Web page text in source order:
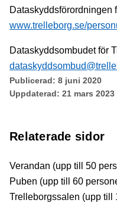
Dataskyddsförordningen
www.trelleborg.se/
Dataskyddsombudet för
Publicerad: 8 juni 2020
Uppdaterad: 21 mars 2023
Relaterade sidor
Verandan (upp till 50
Puben (upp till 60
Trelleborgssalen (upp till